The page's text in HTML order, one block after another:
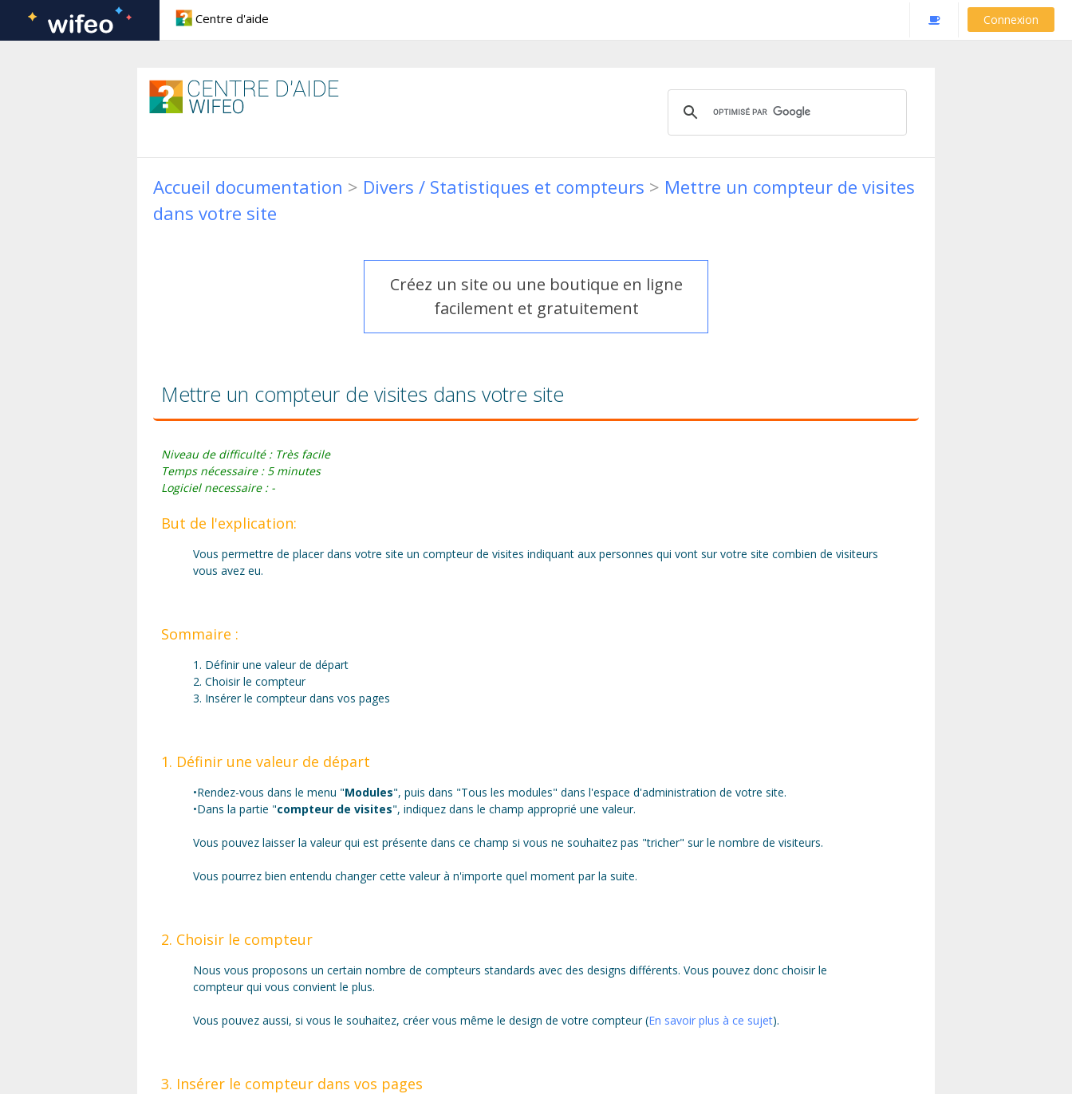
Centre d'aide
Boite à outils
Documentations
Blog
Connexion
Accueil documentation > Divers / Statistiques et compteurs > Mettre un compteur de visites
dans votre site
Créez un site ou une boutique en ligne
facilement et gratuitement
Mettre un compteur de visites dans votre site
Niveau de difficulté : Très facile
Temps nécessaire : 5 minutes
Logiciel necessaire : -
But de l'explication:
Vous permettre de placer dans votre site un compteur de visites indiquant aux personnes qui vont sur votre site combien de visiteurs
vous avez eu.
Sommaire :
1. Définir une valeur de départ
2. Choisir le compteur
3. Insérer le compteur dans vos pages
1. Définir une valeur de départ
•Rendez-vous dans le menu "Modules", puis dans "Tous les modules" dans l'espace d'administration de votre site.
•Dans la partie "compteur de visites", indiquez dans le champ approprié une valeur.
Vous pouvez laisser la valeur qui est présente dans ce champ si vous ne souhaitez pas "tricher" sur le nombre de visiteurs.
Vous pourrez bien entendu changer cette valeur à n'importe quel moment par la suite.
2. Choisir le compteur
Nous vous proposons un certain nombre de compteurs standards avec des designs différents. Vous pouvez donc choisir le
compteur qui vous convient le plus.
Vous pouvez aussi, si vous le souhaitez, créer vous même le design de votre compteur (En savoir plus à ce sujet).
3. Insérer le compteur dans vos pages